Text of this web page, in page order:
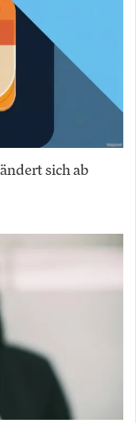
sich ab